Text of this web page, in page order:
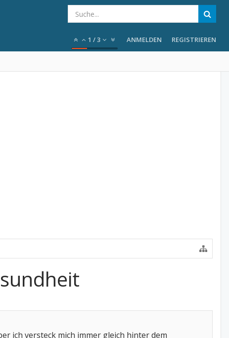
1 /3 ANMELDEN REGISTRIEREN
ich versteck mich immer gleich hinter dem